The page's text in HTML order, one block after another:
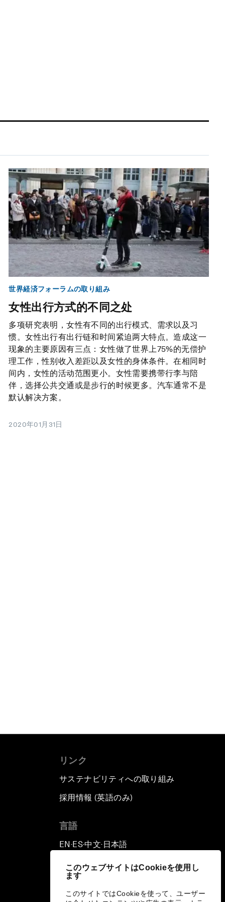
このウェブサイトはCookieを使用し
ます
このサイトではCookieを使って、ユーザー
世界経済フォーラムの取り組み
女性出行方式的不同之处
多项研究表明，女性有不同的出行模式、需求以及习
惯。女性出行有出行链和时间紧迫两大特点。造成这一
现象的主要原因有三点：女性做了世界上75%的无偿护
理工作，性别收入差距以及女性的身体条件。在相同时
间内，女性的活动范围更小。女性需要携带行李与陪
伴，选择公共交通或是步行的时候更多。汽车通常不是
默认解决方案。
2020年01月31日
リンク
サステナビリティへの取り組み
採用情報 (英語のみ)
言語
EN ▪ ES▪中文▪ 日本語